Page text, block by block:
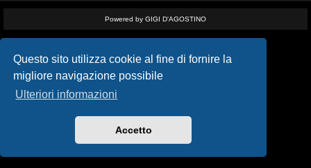
Questo sito utilizza cookie al fine di fornire la
migliore navigazione possibile
Ulteriori informazioni
Accetto
i
s
p
o
t
Powered by GIGI D'AGOSTINO